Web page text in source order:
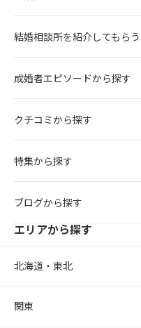
結婚相談所を紹介してもらう
成婚者エピソードから探す
クチコミから探す
特集から探す
ブログから探す
エリアから探す
北海道・東北
関東